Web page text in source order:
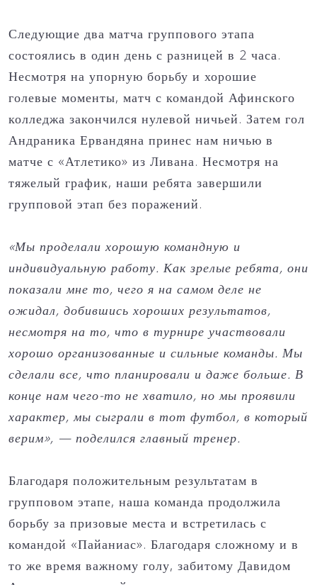
Следующие два матча группового этапа
состоялись в один день с разницей в 2 часа.
Несмотря на упорную борьбу и хорошие
голевые моменты, матч с командой Афинского
колледжа закончился нулевой ничьей. Затем гол
Андраника Ервандяна принес нам ничью в
матче с «Атлетико» из Ливана. Несмотря на
тяжелый график, наши ребята завершили
групповой этап без поражений.
«Мы проделали хорошую командную и
индивидуальную работу. Как зрелые ребята, они
показали мне то, чего я на самом деле не
ожидал, добившись хороших результатов,
несмотря на то, что в турнире участвовали
хорошо организованные и сильные команды. Мы
сделали все, что планировали и даже больше. В
конце нам чего-то не хватило, но мы проявили
характер, мы сыграли в тот футбол, в который
верим», — поделился главный тренер.
Благодаря положительным результатам в
групповом этапе, наша команда продолжила
борьбу за призовые места и встретилась с
командой «Пайаниас». Благодаря сложному и в
то же время важному голу, забитому Давидом